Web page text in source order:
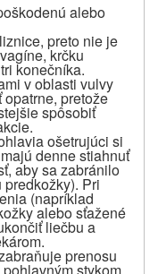
alebo
preto nie je
krčku
konečníka.
v oblasti vulvy
pretože
spôsobiť
ošetrujúci si
denne stiahnuť
aby sa zabránilo
Pri
(napríklad
alebo sťažené
liečbu a
prenosu